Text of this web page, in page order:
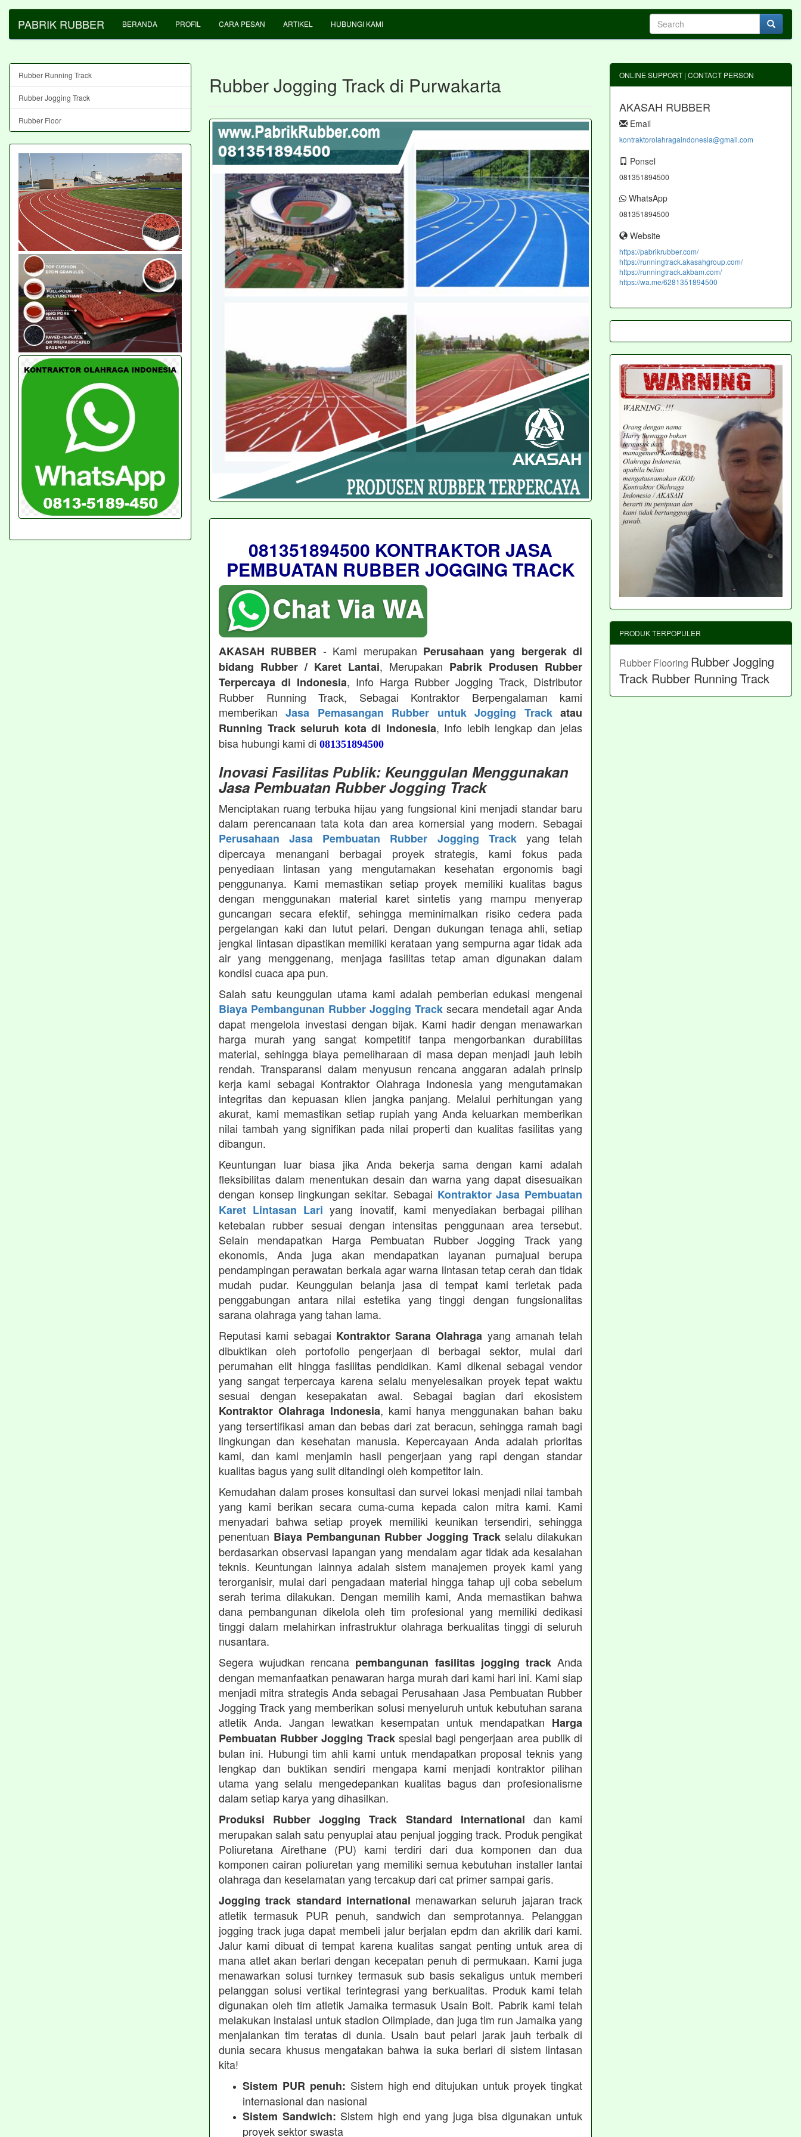
PABRIK RUBBER BERANDA PROFIL CARA PESAN ARTIKEL HUBUNGI KAMI
Rubber Jogging Track di Purwakarta
081351894500 KONTRAKTOR JASA
PEMBUATAN RUBBER JOGGING TRACK
AKASAH RUBBER - Kami merupakan Perusahaan yang bergerak di
bidang Rubber / Karet Lantai, Merupakan Pabrik Produsen Rubber
Terpercaya di Indonesia, Info Harga Rubber Jogging Track, Distributor
Rubber Running Track, Sebagai Kontraktor Berpengalaman kami
memberikanJasa Pemasangan Rubber untuk Jogging Trackatau
Running Track seluruh kota di Indonesia, Info lebih lengkap dan jelas
bisa hubungi kami di 081351894500
Inovasi Fasilitas Publik: Keunggulan Menggunakan
Jasa Pembuatan Rubber Jogging Track
Menciptakan ruang terbuka hijau yang fungsional kini menjadi standar baru
dalam perencanaan tata kota dan area komersial yang modern. Sebagai
Perusahaan Jasa Pembuatan Rubber Jogging Trackyang telah
dipercaya menangani berbagai proyek strategis, kami fokus pada
penyediaan lintasan yang mengutamakan kesehatan ergonomis bagi
penggunanya. Kami memastikan setiap proyek memiliki kualitas bagus
dengan menggunakan material karet sintetis yang mampu menyerap
guncangan secara efektif, sehingga meminimalkan risiko cedera pada
pergelangan kaki dan lutut pelari. Dengan dukungan tenaga ahli, setiap
jengkal lintasan dipastikan memiliki kerataan yang sempurna agar tidak ada
air yang menggenang, menjaga fasilitas tetap aman digunakan dalam
kondisi cuaca apa pun.
Salah satu keunggulan utama kami adalah pemberian edukasi mengenai
Biaya Pembangunan Rubber Jogging Track secara mendetail agar Anda
dapat mengelola investasi dengan bijak. Kami hadir dengan menawarkan
harga murah yang sangat kompetitif tanpa mengorbankan durabilitas
material, sehingga biaya pemeliharaan di masa depan menjadi jauh lebih
rendah. Transparansi dalam menyusun rencana anggaran adalah prinsip
kerja kami sebagai Kontraktor Olahraga Indonesia yang mengutamakan
integritas dan kepuasan klien jangka panjang. Melalui perhitungan yang
akurat, kami memastikan setiap rupiah yang Anda keluarkan memberikan
nilai tambah yang signifikan pada nilai properti dan kualitas fasilitas yang
dibangun.
Keuntungan luar biasa jika Anda bekerja sama dengan kami adalah
fleksibilitas dalam menentukan desain dan warna yang dapat disesuaikan
dengan konsep lingkungan sekitar. Sebagai Kontraktor Jasa Pembuatan
Karet Lintasan Lari yang inovatif, kami menyediakan berbagai pilihan
ketebalan rubber sesuai dengan intensitas penggunaan area tersebut.
Selain mendapatkan Harga Pembuatan Rubber Jogging Track yang
ekonomis, Anda juga akan mendapatkan layanan purnajual berupa
pendampingan perawatan berkala agar warna lintasan tetap cerah dan tidak
mudah pudar. Keunggulan belanja jasa di tempat kami terletak pada
penggabungan antara nilai estetika yang tinggi dengan fungsionalitas
sarana olahraga yang tahan lama.
Reputasi kami sebagai Kontraktor Sarana Olahraga yang amanah telah
dibuktikan oleh portofolio pengerjaan di berbagai sektor, mulai dari
perumahan elit hingga fasilitas pendidikan. Kami dikenal sebagai vendor
yang sangat terpercaya karena selalu menyelesaikan proyek tepat waktu
sesuai dengan kesepakatan awal. Sebagai bagian dari ekosistem
Kontraktor Olahraga Indonesia, kami hanya menggunakan bahan baku
yang tersertifikasi aman dan bebas dari zat beracun, sehingga ramah bagi
lingkungan dan kesehatan manusia. Kepercayaan Anda adalah prioritas
kami, dan kami menjamin hasil pengerjaan yang rapi dengan standar
kualitas bagus yang sulit ditandingi oleh kompetitor lain.
Kemudahan dalam proses konsultasi dan survei lokasi menjadi nilai tambah
yang kami berikan secara cuma-cuma kepada calon mitra kami. Kami
menyadari bahwa setiap proyek memiliki keunikan tersendiri, sehingga
penentuan Biaya Pembangunan Rubber Jogging Trackselalu dilakukan
berdasarkan observasi lapangan yang mendalam agar tidak ada kesalahan
teknis. Keuntungan lainnya adalah sistem manajemen proyek kami yang
terorganisir, mulai dari pengadaan material hingga tahap uji coba sebelum
serah terima dilakukan. Dengan memilih kami, Anda memastikan bahwa
dana pembangunan dikelola oleh tim profesional yang memiliki dedikasi
tinggi dalam melahirkan infrastruktur olahraga berkualitas tinggi di seluruh
nusantara.
Segera wujudkan rencana pembangunan fasilitas jogging trackAnda
dengan memanfaatkan penawaran harga murah dari kami hari ini. Kami siap
menjadi mitra strategis Anda sebagai Perusahaan Jasa Pembuatan Rubber
Jogging Track yang memberikan solusi menyeluruh untuk kebutuhan sarana
atletik Anda. Jangan lewatkan kesempatan untuk mendapatkan Harga
Pembuatan Rubber Jogging Trackspesial bagi pengerjaan area publik di
bulan ini. Hubungi tim ahli kami untuk mendapatkan proposal teknis yang
lengkap dan buktikan sendiri mengapa kami menjadi kontraktor pilihan
utama yang selalu mengedepankan kualitas bagus dan profesionalisme
dalam setiap karya yang dihasilkan.
Produksi Rubber Jogging Track Standard International dan kami
merupakan salah satu penyuplai atau penjual jogging track. Produk pengikat
Poliuretana Airethane (PU) kami terdiri dari dua komponen dan dua
komponen cairan poliuretan yang memiliki semua kebutuhan installer lantai
olahraga dan keselamatan yang tercakup dari cat primer sampai garis.
Jogging track standard international menawarkan seluruh jajaran track
atletik termasuk PUR penuh, sandwich dan semprotannya. Pelanggan
jogging track juga dapat membeli jalur berjalan epdm dan akrilik dari kami.
Jalur kami dibuat di tempat karena kualitas sangat penting untuk area di
mana atlet akan berlari dengan kecepatan penuh di permukaan. Kami juga
menawarkan solusi turnkey termasuk sub basis sekaligus untuk memberi
pelanggan solusi vertikal terintegrasi yang berkualitas. Produk kami telah
digunakan oleh tim atletik Jamaika termasuk Usain Bolt. Pabrik kami telah
melakukan instalasi untuk stadion Olimpiade, dan juga tim run Jamaika yang
menjalankan tim teratas di dunia. Usain baut pelari jarak jauh terbaik di
dunia secara khusus mengatakan bahwa ia suka berlari di sistem lintasan
kita!
Sistem PUR penuh: Sistem high end ditujukan untuk proyek tingkat
internasional dan nasional
Sistem Sandwich: Sistem high end yang juga bisa digunakan untuk
proyek sektor swasta
Rubber Running Track
Rubber Jogging Track
Rubber Floor
ONLINE SUPPORT | CONTACT PERSON
AKASAH RUBBER
Email
kontraktorolahragaindonesia@gmail.com
Ponsel
081351894500
WhatsApp
081351894500
Website
https://pabrikrubber.com/
https://runningtrack.akasahgroup.com/
https://runningtrack.akbam.com/
https://wa.me/6281351894500
PRODUK TERPOPULER
Rubber Flooring Rubber Jogging
Track Rubber Running Track